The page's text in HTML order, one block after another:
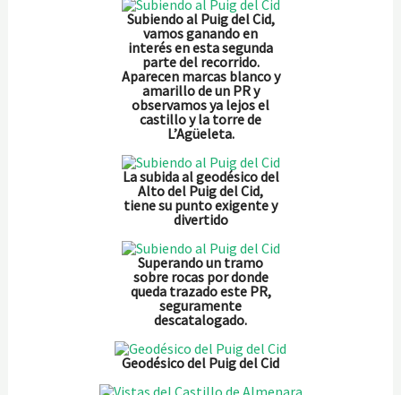
Subiendo al Puig del Cid,
vamos ganando en
interés en esta segunda
parte del recorrido.
Aparecen marcas blanco y
amarillo de un PR y
observamos ya lejos el
castillo y la torre de
L’Agüeleta.
La subida al geodésico del
Alto del Puig del Cid,
tiene su punto exigente y
divertido
Superando un tramo
sobre rocas por donde
queda trazado este PR,
seguramente
descatalogado.
Geodésico del Puig del Cid